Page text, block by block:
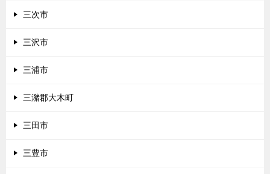
三次市
三沢市
三浦市
三潴郡大木町
三田市
三豊市